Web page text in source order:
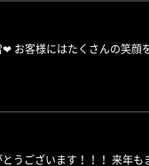
お客様にはたくさんの笑顔
うございます！！！ 来年も